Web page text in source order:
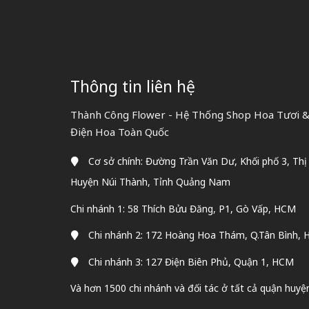
Thông tin liên hệ
Thành Công Flower - Hệ Thống Shop Hoa Tươi
Điện Hoa Toàn Quốc
Cơ sở chính: Đường Trần Văn Dư, Khối phố 3,
Huyện Núi Thành, Tỉnh Quảng Nam
Chi nhánh 1: 58 Thích Bửu Đăng, P1, Gò Vấp, HCM
Chi nhánh 2: 172 Hoàng Hoa Thám, Q.Tân Bình,
Chi nhánh 3: 127 Điện Biên Phủ, Quận 1, HCM
Và hơn 1500 chi nhánh và đối tác ở tất cả quận